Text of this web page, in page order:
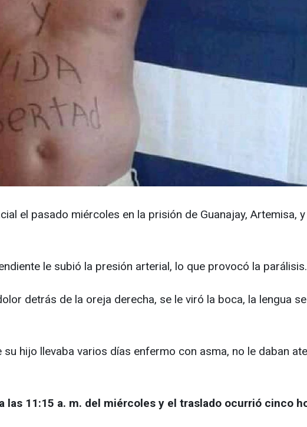
el pasado miércoles en la prisión de Guanajay, Artemisa,
le subió la presión arterial, lo que provocó la parálisis.
detrás de la oreja derecha, se le viró la boca, la lengua
hijo llevaba varios días enfermo con asma, no le daban
las 11:15 a. m. del miércoles y el traslado ocurrió cinco